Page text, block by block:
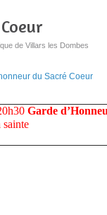
de Villars les Dombes
Garde
sainte